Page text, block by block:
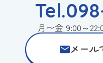
月〜金 9:00～
メール